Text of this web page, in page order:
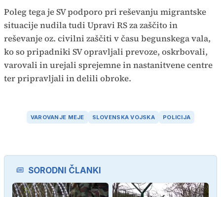
Poleg tega je SV podporo pri reševanju migrantske
situacije nudila tudi Upravi RS za zaščito in
reševanje oz. civilni zaščiti v času begunskega vala,
ko so pripadniki SV opravljali prevoze, oskrbovali,
varovali in urejali sprejemne in nastanitvene centre
ter pripravljali in delili obroke.
VAROVANJE MEJE SLOVENSKA VOJSKA POLICIJA
SORODNI ČLANKI